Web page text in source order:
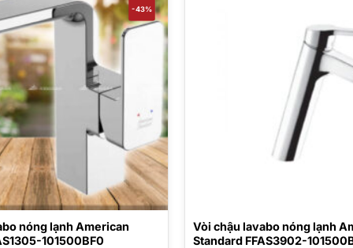
-43%
nóng lạnh American
101500BF0
Vòi chậu lavabo nóng lạnh
Standard FFAS3902-